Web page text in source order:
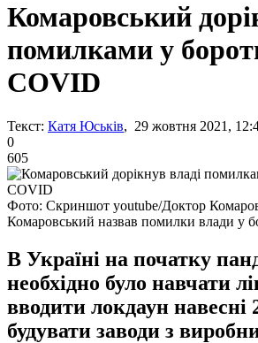
Комаровський
помилками у
COVID
Текст: Катя Юськів, 29 жовтня 2021,
0
605
Фото: Скриншот youtube/Доктор
Комаровський назвав помилки влади у
В Україні на початку
необхідно було навчати
вводити локдаун навесні
будувати заводи з